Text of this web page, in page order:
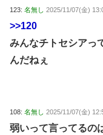
123: 名無し 2025/11/07(金)
>>120
みんなチトセシアっ
んだねぇ
108: 名無し 2025/11/07(金)
弱いって言ってるの